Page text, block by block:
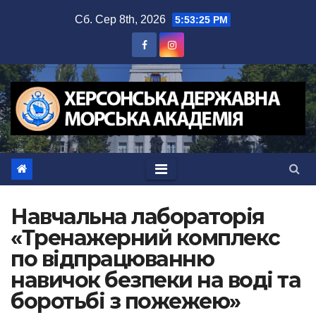
Сб. Сер 8th, 2026 5:53:26 PM
Навчальна лабораторія
«Тренажерний комплекс
по відпрацюванню
навичок безпеки на воді та
боротьбі з пожежею»